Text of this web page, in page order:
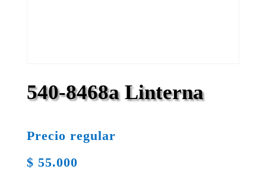
540-8468a Linterna
Precio regular
$ 55.000